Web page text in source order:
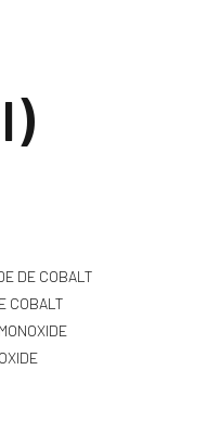
DE COBALT
COBALT